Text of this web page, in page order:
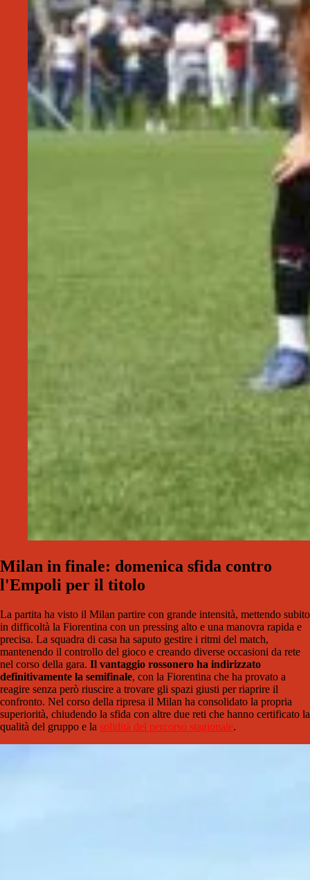
Milan in finale: domenica sfida contro
l'Empoli per il titolo
La partita ha visto il Milan partire con grande intensità, mettendo subito
in difficoltà la Fiorentina con un pressing alto e una manovra rapida e
precisa. La squadra di casa ha saputo gestire i ritmi del match,
mantenendo il controllo del gioco e creando diverse occasioni da rete
nel corso della gara. Il vantaggio rossonero ha indirizzato
definitivamente la semifinale, con la Fiorentina che ha provato a
reagire senza però riuscire a trovare gli spazi giusti per riaprire il
confronto. Nel corso della ripresa il Milan ha consolidato la propria
superiorità, chiudendo la sfida con altre due reti che hanno certificato la
qualità del gruppo e la solidità del percorso stagionale.